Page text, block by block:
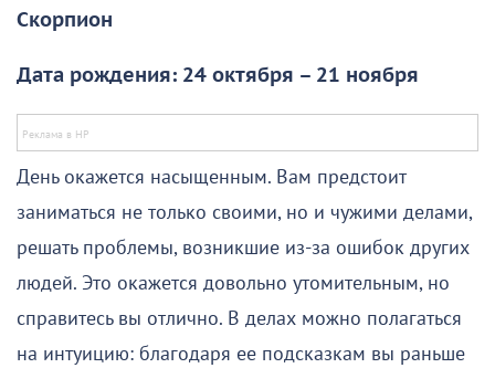
Скорпион
Дата рождения: 24 октября – 21 ноября
День окажется насыщенным. Вам предстоит
заниматься не только своими, но и чужими делами,
решать проблемы, возникшие из-за ошибок других
людей. Это окажется довольно утомительным, но
справитесь вы отлично. В делах можно полагаться
на интуицию: благодаря ее подсказкам вы раньше